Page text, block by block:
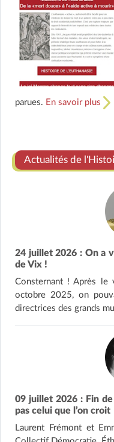
parues. En savoir plus
Actualités de
24 juillet 2026 : On a
de Vix !
Consternant ! Après
octobre 2025, on
directrices des grands
09 juillet 2026 : Fin de
pas celui que l’on croit
Laurent Frémont et